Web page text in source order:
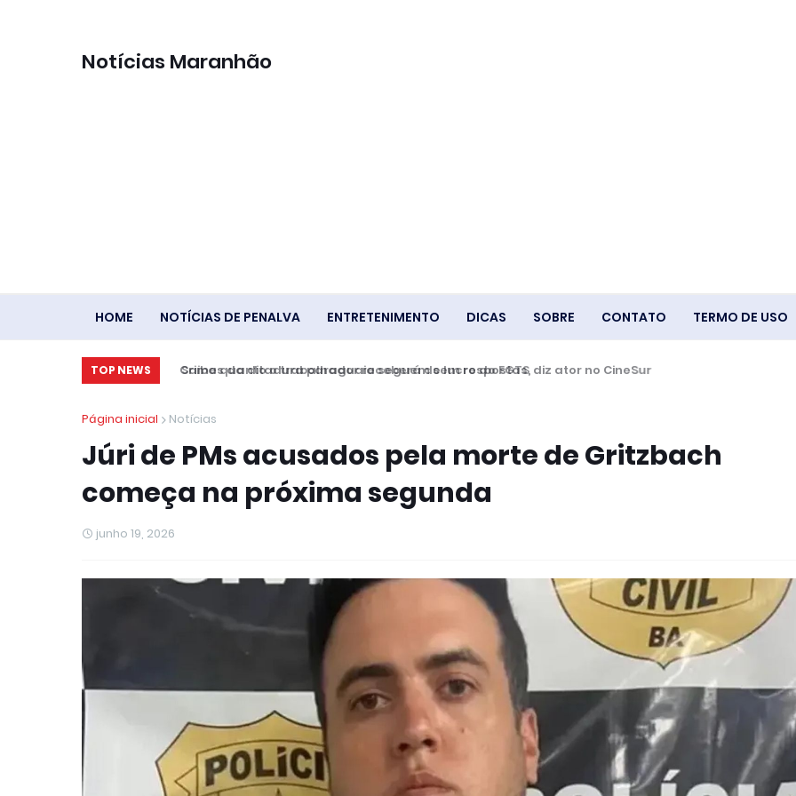
Notícias Maranhão
HOME NOTÍCIAS DE PENALVA ENTRETENIMENTO DICAS SOBRE CONTATO TERMO DE USO
TOP NEWS Saiba quanto o trabalhador receberá de lucro do FGTS
Página inicial Notícias
Júri de PMs acusados pela morte de Gritzbach
começa na próxima segunda
junho 19, 2026